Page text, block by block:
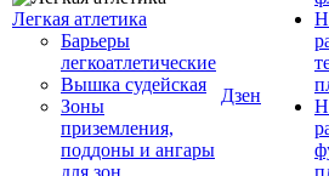
Легкая атлетика
Барьеры
легкоатлетические
Вышка судейская
Зоны
приземления,
поддоны и ангары
для зон
Дзен